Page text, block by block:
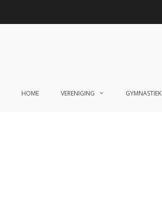
HOME VERENIGING GYMNASTIEK